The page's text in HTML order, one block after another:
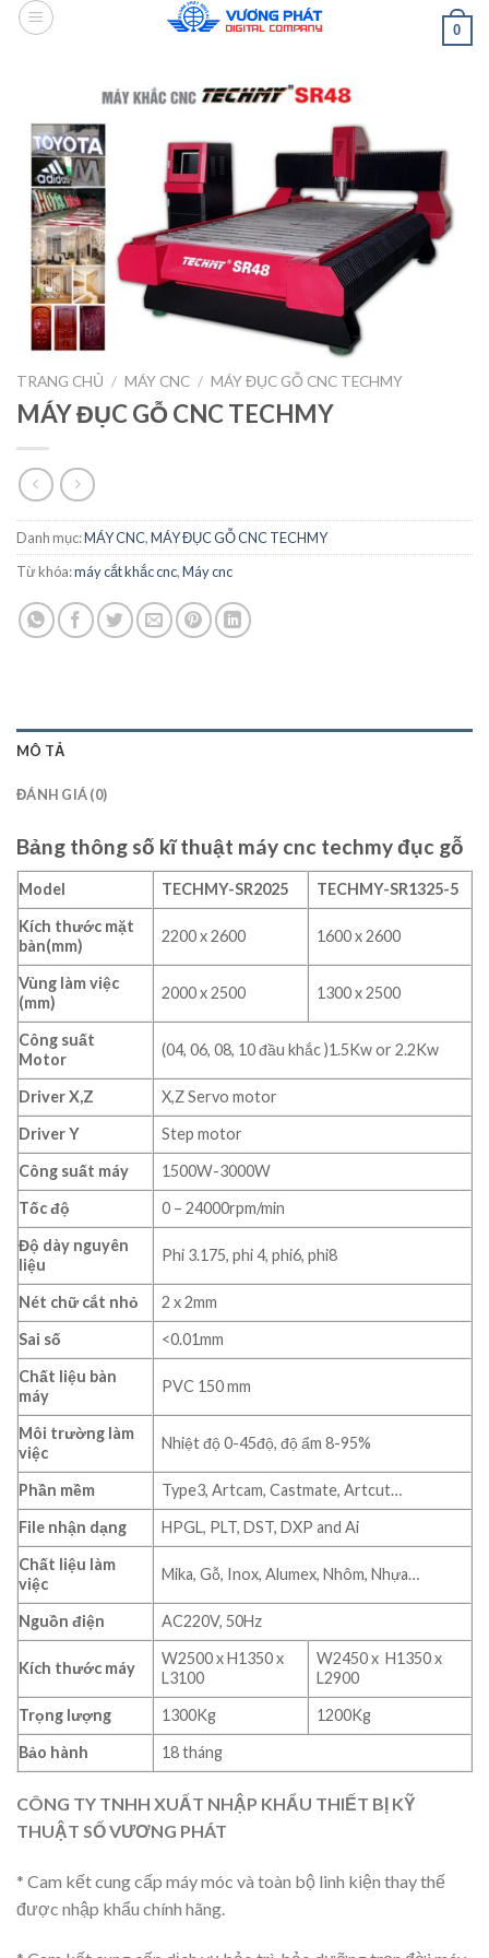
Skip
0
TRANG CHỦ / MÁY CNC / MÁY ĐỤC GỖ CNC TECHMY
MÁY ĐỤC GỖ CNC TECHMY
Danh mục:MÁY CNC,MÁY ĐỤC GỖ CNC TECHMY
Từ khóa:máy cắt khắc cnc,Máy cnc
MÔ TẢ
ĐÁNH GIÁ (0)
Bảng thông số kĩ thuật máy cnc techmy đục gỗ
Model TECHMY-SR2025
TECHMY-SR1325-5
Kích thước mặt
bàn(mm)
2200 x 2600 1600 x 2600
Vùng làm việc
(mm)
2000 x 2500 1300 x 2500
Công suất
Motor
(04, 06, 08, 10 đầu khắc )1.5Kw or 2.2Kw
Driver X,Z
X,Z Servo motor
Driver Y
Step motor
Công suất máy
1500W-3000W
Tốc độ
0 – 24000rpm/min
Độ dày nguyên
liệu
Phi 3.175, phi 4, phi6, phi8
Nét chữ cắt nhỏ
2 x 2mm
Sai số
<0.01mm
Chất liệu bàn
máy
PVC 150 mm
Môi trường làm
việc
Nhiệt độ 0-45độ, độ ẩm 8-95%
Phần mềm
Type3, Artcam, Castmate, Artcut…
File nhận dạng
HPGL, PLT, DST, DXP and Ai
Chất liệu làm
việc
Mika, Gỗ, Inox, Alumex, Nhôm, Nhựa…
Nguồn điện AC220V, 50Hz
Kích thước máy
W2500 x H1350 x
L3100
W2450 x H1350 x
L2900
Trọng lượng
1300Kg
1200Kg
Bảo hành
18 tháng
CÔNG TY TNHH XUẤT NHẬP KHẨU THIẾT BỊ KỸ
THUẬT SỐ VƯƠNG PHÁT
* Cam kết cung cấp máy móc và toàn bộ linh kiện thay thế
được nhập khẩu chính hãng.